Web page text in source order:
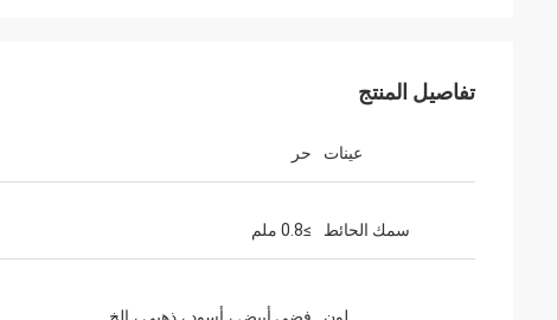
تفاصيل المنتج
عينات حر
سمك الحائط ≥0.8 ملم